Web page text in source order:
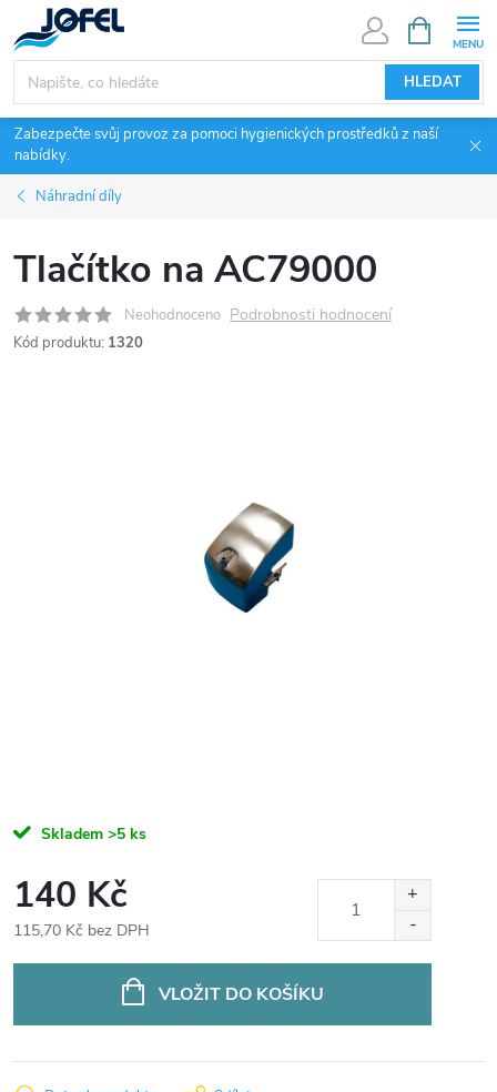
na
obsah
HLEDAT
NÁKUPNÍ
KOŠÍK
Zabezpečte svůj provoz za pomoci hygienických prostředků z naší
nabídky.
Náhradní díly
Tlačítko na AC79000
Neohodnoceno Podrobnosti hodnocení
Kód produktu: 1320
Skladem >5 ks
140 Kč
115,70 Kč bez DPH
VLOŽIT DO KOŠÍKU